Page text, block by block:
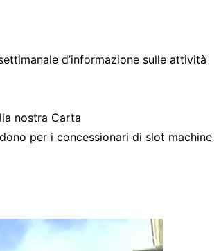
d’informazione sulle attività
nostra Carta
per i concessionari di slot machine